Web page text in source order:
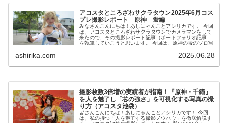
アコスタところざわサクラタウン2025年6月コス
プレ撮影レポート 原神 蛍編
みなさんこんにちは！あしにゃんことアシリカです。 今回
は、アコスタところざわサクラタウンでカメラマンをして
来たので、その撮影レポート記事（ポートフォリオ記事）
を執筆していこうと思います。 今回は、原神の蛍のソロ写
ashirika.com 2025.06.28
撮影枚数3倍増の実績者が指南！『原神・千織』
を人を魅了し「芯の強さ」を可視化する写真の撮
り方（アコスタ池袋）
皆さんこんにちは！あしにゃんことアシリカです！ 今回
は、私の持つ「人を魅了する撮影ノウハウ」を徹底解説す